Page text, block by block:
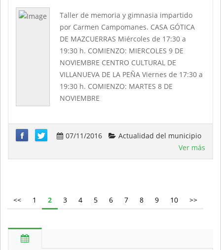
Taller de memoria y gimnasia impartido
por Carmen Campomanes. CASA GÓTICA
DE MAZCUERRAS Miércoles de 17:30 a
19:30 h. COMIENZO: MIERCOLES 9 DE
NOVIEMBRE CENTRO CULTURAL DE
VILLANUEVA DE LA PEÑA Viernes de 17:30 a
19:30 h. COMIENZO: MARTES 8 DE
NOVIEMBRE
07/11/2016
Actualidad del municipio
Ver más
<< 1 2 3 4 5 6 7 8 9 10 >>